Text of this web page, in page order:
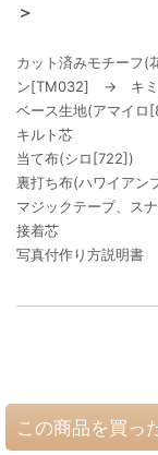
＞
カット済みモチーフ(
ン[TM032] → キミ
ベース生地(アマイ
キルト芯
当て布(シロ[722])
裏打ち布(ハワイアン
マジックテープ、ス
接着芯
写真付作り方説明書
この商品を買っ